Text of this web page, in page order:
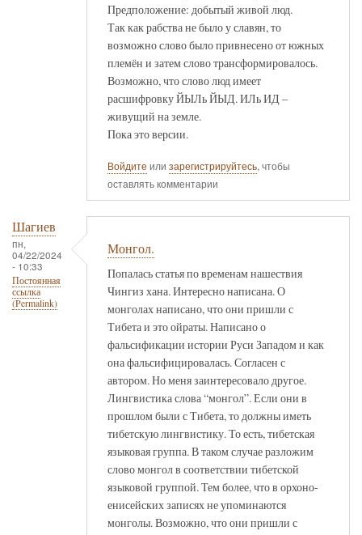
Предположение: добытый живой люд.
Так как рабства не было у славян, то
возможно слово было привнесено от южных
племён и затем слово трансформировалось.
Возможно, что слово люд имеет
расшифровку ЙЫЛь ЙЫД. ИЛь ИД –
живущий на земле.
Пока это версии.
Войдите или зарегистрируйтесь, чтобы
оставлять комментарии
Шагиев
пн,
04/22/2024
- 10:33
Постоянная
ссылка
(Permalink)
Монгол.
Попалась статья по временам нашествия
Чингиз хана. Интересно написана. О
монголах написано, что они пришли с
Тибета и это ойраты. Написано о
фальсификации истории Руси Западом и как
она фальсифицировалась. Согласен с
автором. Но меня заинтересовало другое.
Лингвистика слова “монгол”. Если они в
прошлом были с Тибета, то должны иметь
тибетскую лингвистику. То есть, тибетская
языковая группа. В таком случае разложим
слово монгол в соответствии тибетской
языковой группой. Тем более, что в орхоно-
енисейских записях не упоминаются
монголы. Возможно, что они пришли с